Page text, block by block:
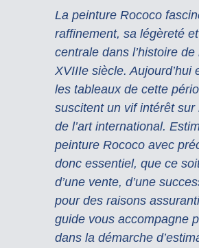
La peinture Rococo
raffinement, sa légèreté
centrale dans l’histoire de
XVIIIe siècle. Aujourd’hui
les tableaux de cette
suscitent un vif intérêt sur
de l’art international.
peinture Rococo avec
donc essentiel, que ce
d’une vente, d’une
pour des raisons
guide vous accompagne
dans la démarche